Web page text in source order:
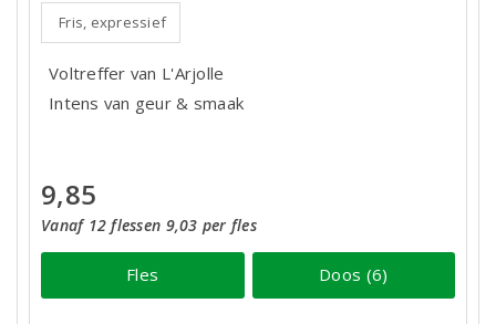
Fris, expressief
Voltreffer van L'Arjolle
Intens van geur & smaak
9,85
Vanaf 12 flessen 9,03 per fles
Fles Doos (6)